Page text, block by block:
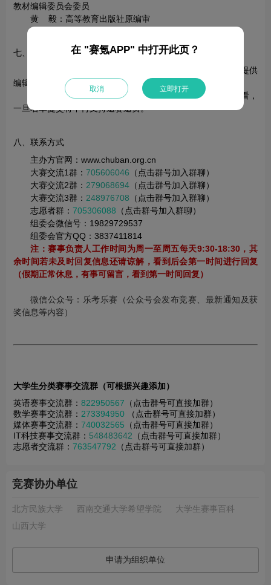
教材编辑委员会委员
黄 毅：高等教育出版社原编审
七、赛事成本
免收报名及参赛费用。为提高参赛质量和水平，组委会提供
编辑人员专业视频课程，需缴纳培训费59元。
注：大赛提供课程每周固定导入名单后在主办方官网观看，
一旦名单提交将不再支持退赛退费。
八、联系方式
主办方官网：www.chuban.org.cn
大赛交流1群： 705606046 （点击群号加入群聊）
大赛交流2群： 279068694 （点击群号加入群聊）
大赛交流3群： 248976708 （点击群号加入群聊）
志愿者群： 705306088 （点击群号加入群聊）
组委会微信号：19829729537
组委会官方QQ：3837411814
注：赛事负责人工作时间为周一至周五每天9:30-18:30，其
余时间若未及时回复信息还请谅解，看到后会第一时间进行回复
（假期正常休息，有事可留言，看到第一时间回复）
微信公众号：乐考乐赛（公众号会发布竞赛、最新通知及获
奖信息等内容）
大学生分类赛事交流群（可根据兴趣添加）
英语赛事交流群： 822950567 （点击群号可直接加群）
数学赛事交流群： 273394950
（点击群号可直接加群）
媒体赛事交流群： 740032565 （点击群号可直接加群）
IT科技赛事交流群： 548483642 （点击群号可直接加群）
志愿者交流群： 763547792 （点击群号可直接加群）
竞赛协办单位
北方民族大学 西南交通大学希望学院
大学生赛事百科
山西大学
申请为组织单位
在 "赛氪APP" 中打开此页？
取消 立即打开